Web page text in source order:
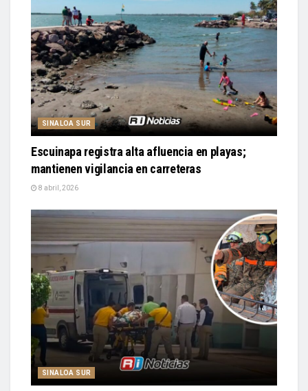
SINALOA SUR
Escuinapa registra alta afluencia en playas;
mantienen vigilancia en carreteras
8 abril, 2026
SINALOA SUR